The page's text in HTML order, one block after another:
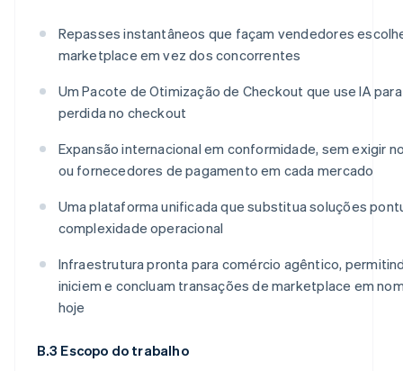
Repasses instantâneos que façam vendedores
marketplace em vez dos concorrentes
Um Pacote de Otimização de Checkout que use IA
perdida no checkout
Expansão internacional em conformidade, sem exigir
ou fornecedores de pagamento em cada mercado
Uma plataforma unificada que substitua soluções
complexidade operacional
Infraestrutura pronta para comércio agêntico,
iniciem e concluam transações de marketplace em
hoje
B.3 Escopo do trabalho